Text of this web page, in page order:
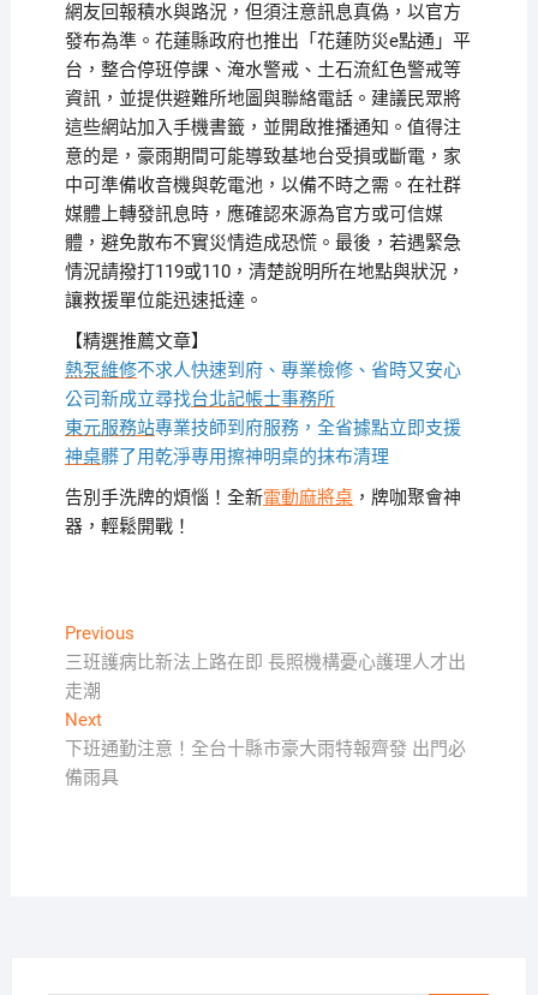
網友回報積水與路況，但須注意訊息真偽，以官方
發布為準。花蓮縣政府也推出「花蓮防災e點通」平
台，整合停班停課、淹水警戒、土石流紅色警戒等
資訊，並提供避難所地圖與聯絡電話。建議民眾將
這些網站加入手機書籤，並開啟推播通知。值得注
意的是，豪雨期間可能導致基地台受損或斷電，家
中可準備收音機與乾電池，以備不時之需。在社群
媒體上轉發訊息時，應確認來源為官方或可信媒
體，避免散布不實災情造成恐慌。最後，若遇緊急
情況請撥打119或110，清楚說明所在地點與狀況，
讓救援單位能迅速抵達。
【精選推薦文章】
熱泵維修不求人快速到府、專業檢修、省時又安心
公司新成立尋找台北記帳士事務所
東元服務站專業技師到府服務，全省據點立即支援
神桌髒了用乾淨專用擦神明桌的抹布清理
告別手洗牌的煩惱！全新電動麻將桌，牌咖聚會神
器，輕鬆開戰！
文
章
導
覽
PreviousPrevious
post:
三班護病比新法上路在即 長照機構憂心護理人才出
走潮
NextNext
post:
下班通勤注意！全台十縣市豪大雨特報齊發 出門必
備雨具